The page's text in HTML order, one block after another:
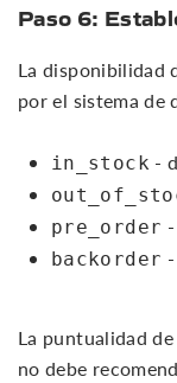
Paso 6:
La disponibilidad
por el sistema de
in_stock -
pre_order
backorder
La puntualidad
no debe